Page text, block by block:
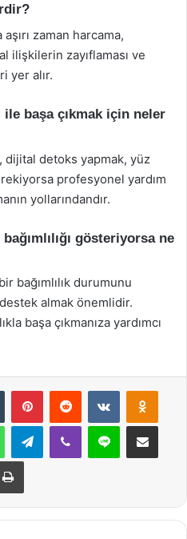
zaman harcama,
ilişkilerin zayıflaması ve
yer alır.
ile başa çıkmak için neler
dijital detoks yapmak, yüz
profesyonel yardım
yollarındandır.
gösteriyorsa ne
bağımlılık durumunu
almak önemlidir.
başa çıkmanıza yardımcı
Tumblr PinterestReddit VKontakte
WhatsAppTelegramViber Line E-Posta ile
Yazdır